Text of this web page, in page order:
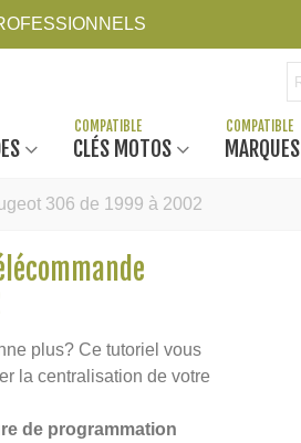
CLÉS MOTOS MARQUES
306 de 1999 à 2002
plus? Ce tutoriel vous
la centralisation de votre
de programmation